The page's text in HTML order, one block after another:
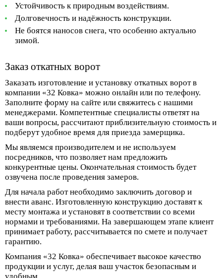
Устойчивость к природным воздействиям.
Долговечность и надёжность конструкции.
Не боятся наносов снега, что особенно актуально
зимой.
Заказ откатных ворот
Заказать изготовление и установку откатных ворот в
компании «32 Ковка» можно онлайн или по телефону.
Заполните форму на сайте или свяжитесь с нашими
менеджерами. Компетентные специалисты ответят на
ваши вопросы, рассчитают приблизительную стоимость и
подберут удобное время для приезда замерщика.
Мы являемся производителем и не используем
посредников, что позволяет нам предложить
конкурентные цены. Окончательная стоимость будет
озвучена после проведения замеров.
Для начала работ необходимо заключить договор и
внести аванс. Изготовленную конструкцию доставят к
месту монтажа и установят в соответствии со всеми
нормами и требованиями. На завершающем этапе клиент
принимает работу, рассчитывается по смете и получает
гарантию.
Компания «32 Ковка» обеспечивает высокое качество
продукции и услуг, делая ваш участок безопасным и